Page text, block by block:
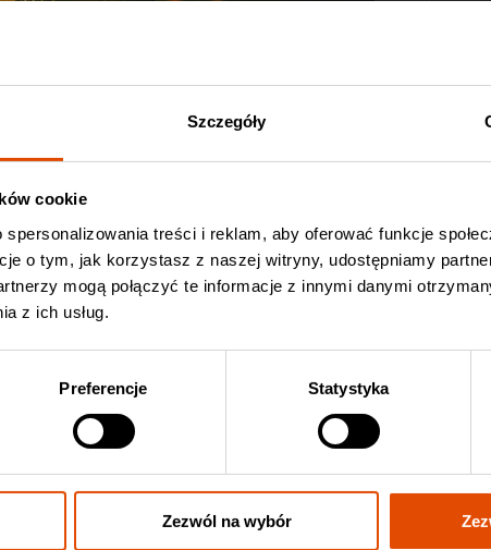
Szczegóły
cookie
treści i reklam, aby oferować funkcje
o tym, jak korzystasz z naszej witryny, udostępniamy
mogą połączyć te informacje z innymi danymi
z ich usług.
Preferencje Statystyka
Zezwól na wybór
urocza; czasami słoneczna, a czasami
Przekonajcie się na własne uszy.